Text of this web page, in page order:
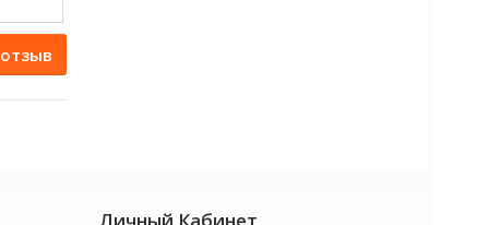
Личный Кабинет